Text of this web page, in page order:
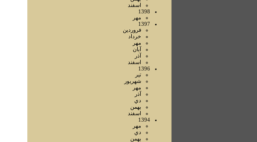
اسفند
1398
مهر
1397
فروردين
خرداد
مهر
آبان
آذر
اسفند
1396
تير
شهريور
مهر
آذر
دي
بهمن
اسفند
1394
مهر
دي
بهمن